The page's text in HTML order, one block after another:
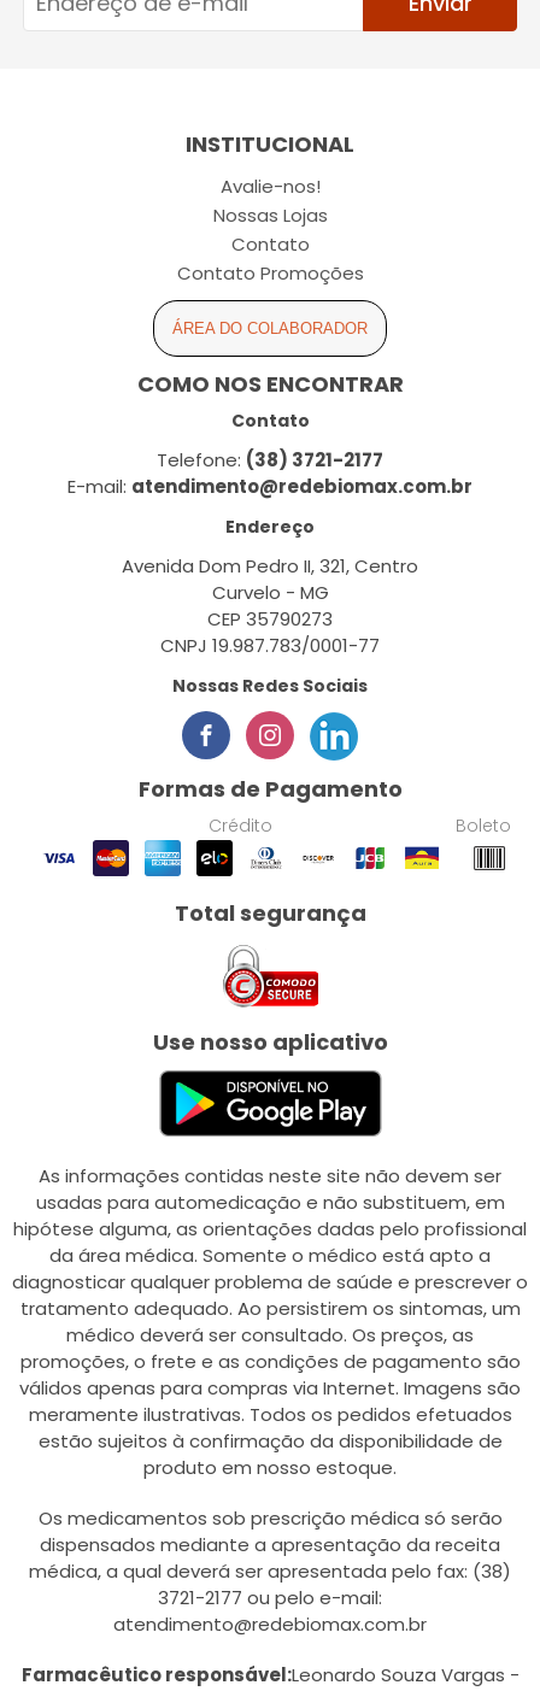
INSTITUCIONAL
Avalie-nos!
Nossas Lojas
Contato
Contato Promoções
ÁREA DO COLABORADOR
COMO NOS ENCONTRAR
Contato
Telefone: (38) 3721-2177
E-mail: atendimento@redebiomax.com.br
Endereço
Avenida Dom Pedro II, 321, Centro
Curvelo - MG
CEP 35790273
CNPJ 19.987.783/0001-77
Nossas Redes Sociais
Formas de Pagamento
Crédito Boleto
Total segurança
Use nosso aplicativo
As informações contidas neste site não devem ser
usadas para automedicação e não substituem, em
hipótese alguma, as orientações dadas pelo profissional
da área médica. Somente o médico está apto a
diagnosticar qualquer problema de saúde e prescrever o
tratamento adequado. Ao persistirem os sintomas, um
médico deverá ser consultado. Os preços, as
promoções, o frete e as condições de pagamento são
válidos apenas para compras via Internet. Imagens são
meramente ilustrativas. Todos os pedidos efetuados
estão sujeitos à confirmação da disponibilidade de
produto em nosso estoque.
Os medicamentos sob prescrição médica só serão
dispensados mediante a apresentação da receita
médica, a qual deverá ser apresentada pelo fax: (38)
3721-2177 ou pelo e-mail:
atendimento@redebiomax.com.br
Farmacêutico responsável:Leonardo Souza Vargas -